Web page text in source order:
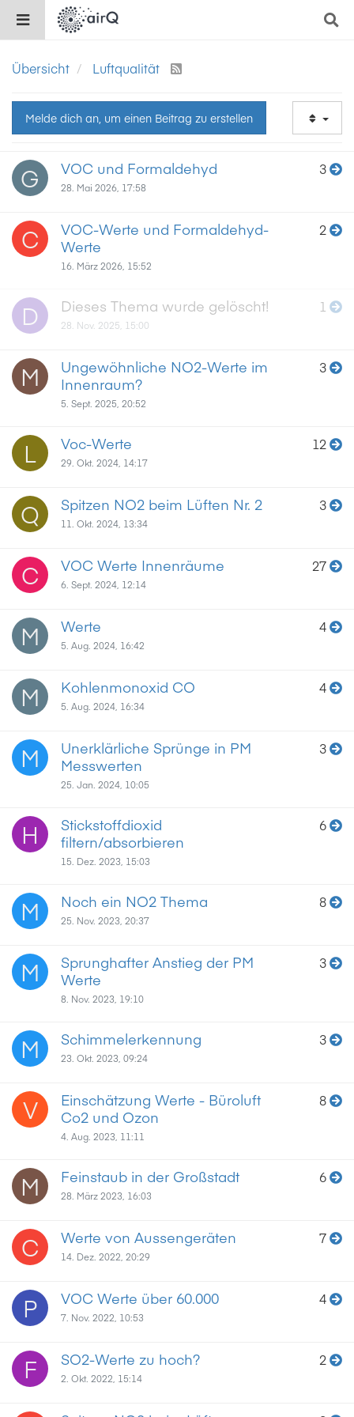
Übersicht Luftqualität
Melde dich an, um einen Beitrag zu erstellen
G VOC und Formaldehyd
28. Mai 2026, 17:58
3
C
VOC-Werte und Formaldehyd-
Werte
16. März 2026, 15:52
2
D Dieses Thema wurde gelöscht!
28. Nov. 2025, 15:00
1
M
Ungewöhnliche NO2-Werte im
Innenraum?
5. Sept. 2025, 20:52
3
L Voc-Werte
29. Okt. 2024, 14:17
12
Q Spitzen NO2 beim Lüften Nr. 2
11. Okt. 2024, 13:34
3
C VOC Werte Innenräume
6. Sept. 2024, 12:14
27
M Werte
5. Aug. 2024, 16:42
4
M Kohlenmonoxid CO
5. Aug. 2024, 16:34
4
M
Unerklärliche Sprünge in PM
Messwerten
25. Jan. 2024, 10:05
3
H
Stickstoffdioxid
filtern/absorbieren
15. Dez. 2023, 15:03
6
M Noch ein NO2 Thema
25. Nov. 2023, 20:37
8
M
Sprunghafter Anstieg der PM
Werte
8. Nov. 2023, 19:10
3
M Schimmelerkennung
23. Okt. 2023, 09:24
3
V
Einschätzung Werte - Büroluft
Co2 und Ozon
4. Aug. 2023, 11:11
8
M Feinstaub in der Großstadt
28. März 2023, 16:03
6
C Werte von Aussengeräten
14. Dez. 2022, 20:29
7
P VOC Werte über 60.000
7. Nov. 2022, 10:53
4
F SO2-Werte zu hoch?
2. Okt. 2022, 15:14
2